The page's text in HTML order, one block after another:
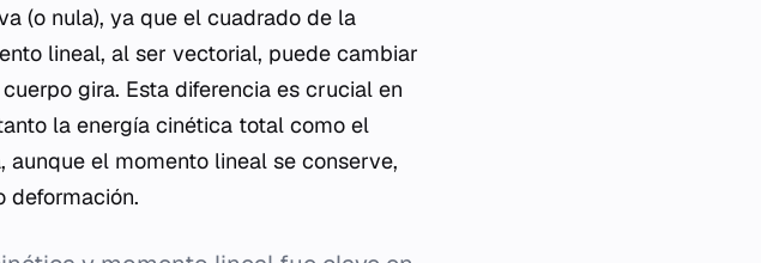
(o nula), ya que el cuadrado de la
lineal, al ser vectorial, puede cambiar
gira. Esta diferencia es crucial en
la energía cinética total como el
el momento lineal se conserve,
deformación.